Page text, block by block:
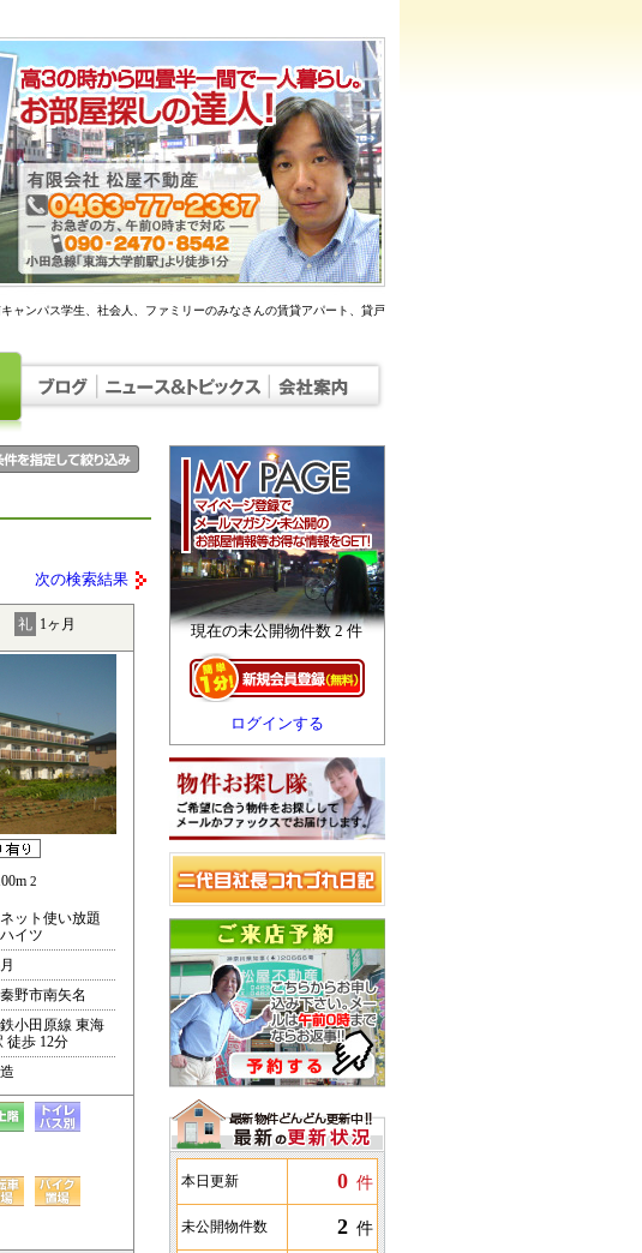
ャンパス学生、社会人、ファミリーのみなさんの賃貸アパート、貸戸
現在の未公開物件数 2 件
ログインする
本日更新 0 件
未公開物件数 2 件
次の検索結果
礼 1ヶ月
2
ット使い放題
イツ
野市南矢名
小田原線 東海
徒歩 12分